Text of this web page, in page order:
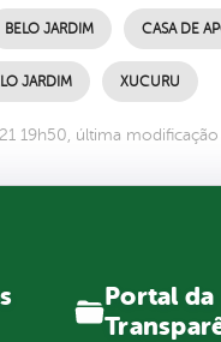
BELO JARDIM CASA DE
JARDIM XUCURU
19h50, última
Portal da